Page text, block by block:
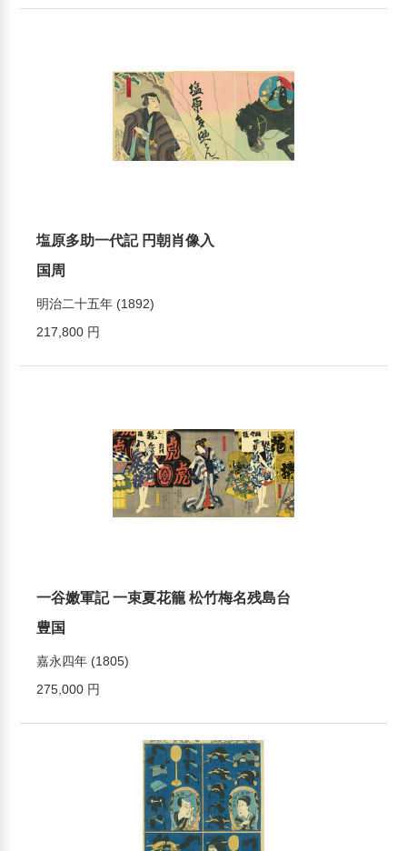
塩原多助一代記 円朝肖像入
国周
明治二十五年 (1892)
217,800 円
一谷嫩軍記 一束夏花籠 松竹梅名残島台
豊国
嘉永四年 (1805)
275,000 円